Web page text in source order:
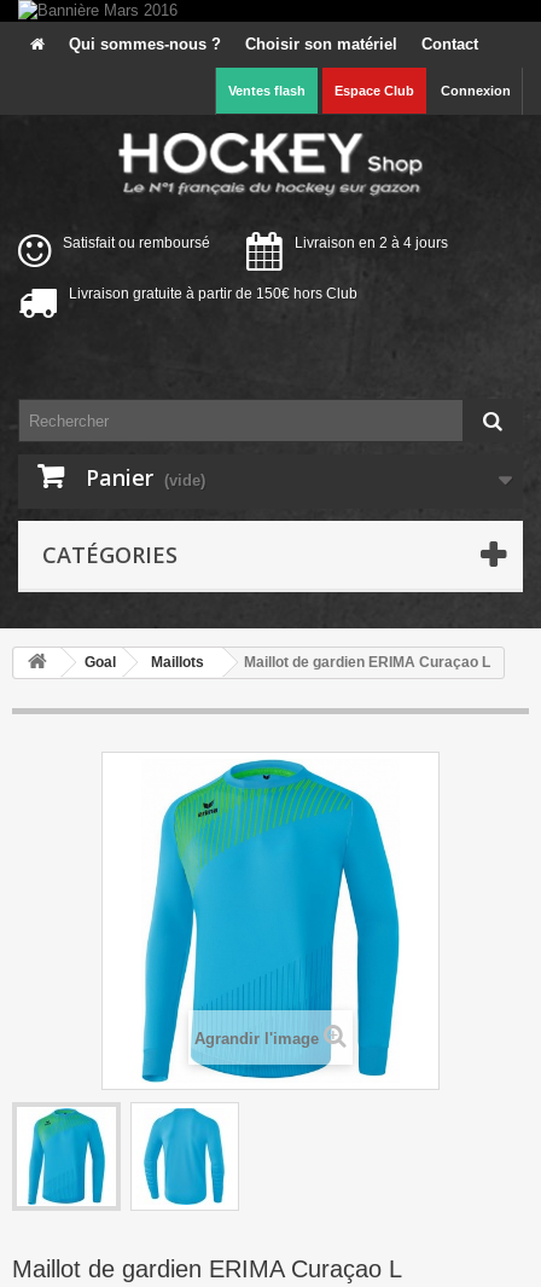
Qui sommes-nous ? Choisir son matériel Contact
Ventes flash Espace Club Connexion
Satisfait ou remboursé Livraison en 2 à 4 jours
Livraison gratuite à partir de 150€ hors Club
Panier (vide)
CATÉGORIES
Goal Maillots Maillot de gardien ERIMA Curaçao L
Agrandir l'image
Maillot de gardien ERIMA Curaçao L